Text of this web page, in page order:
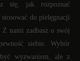
się, jak rozpoznać
do pielęgnacji
nami zadbasz o swój
siebie. Wybór
wyzwaniem, ale z